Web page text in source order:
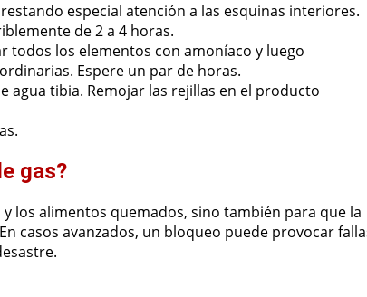
especial atención a las esquinas interiores.
de 2 a 4 horas.
todos los elementos con amoníaco y luego
Espere un par de horas.
tibia. Remojar las rejillas en el producto
gas?
los alimentos quemados, sino también para que la
casos avanzados, un bloqueo puede provocar